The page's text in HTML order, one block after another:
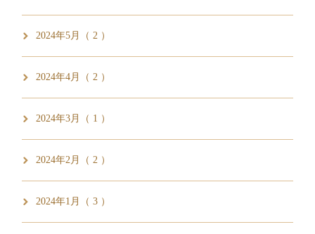
2024年5月（ 2 ）
2024年4月（ 2 ）
2024年3月（ 1 ）
2024年2月（ 2 ）
2024年1月（ 3 ）